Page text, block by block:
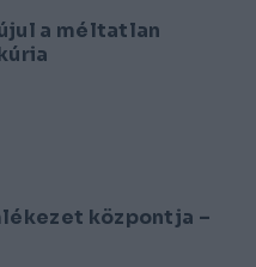
a méltatlan
központja –